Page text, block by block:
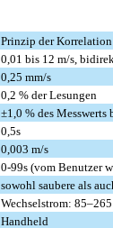
Prinzip der
0,01 bis 12 m/s,
0,25 mm/s
0,2 % der Lesungen
±1,0 % des
0,5s
0,003 m/s
0-99s (vom Benutzer
sowohl saubere als
Wechselstrom:
Handheld